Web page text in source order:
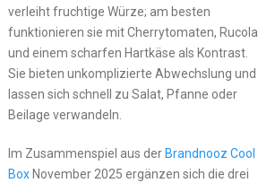
verleiht fruchtige Würze; am besten
funktionieren sie mit Cherrytomaten, Rucola
und einem scharfen Hartkäse als Kontrast.
Sie bieten unkomplizierte Abwechslung und
lassen sich schnell zu Salat, Pfanne oder
Beilage verwandeln.
Im Zusammenspiel aus der Brandnooz Cool
BoxNovember 2025 ergänzen sich die drei